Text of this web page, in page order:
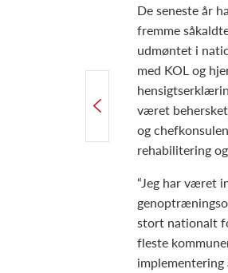
De seneste år
fremme
udmøntet i
med KOL og
været
og
rehabilitering
“Jeg har været
stort nationalt
fleste
FORRIGE ARTIKEL
Tema om